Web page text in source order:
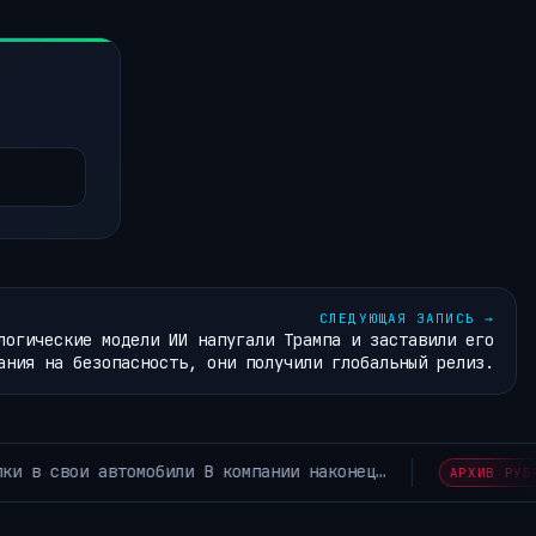
СЛЕДУЮЩАЯ ЗАПИСЬ →
модели ИИ напугали Трампа и заставили его
на безопасность, они получили глобальный релиз.
РУБРИКИ ~КОРОТКО ИЗ TELEGRAM~ Москва тестирует ИИ-